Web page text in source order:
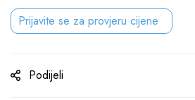
Prijavite se za provjeru cijene
Podijeli